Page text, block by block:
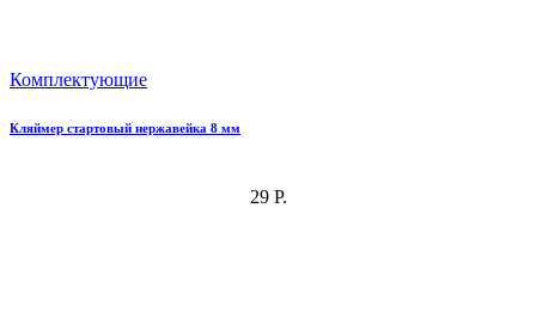
Комплектующие
Кляймер стартовый нержавейка 8 мм
29 Р.